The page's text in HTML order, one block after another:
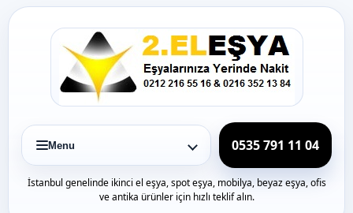
Icerige
Menu 0535 791 11 04
İstanbul genelinde ikinci el eşya, spot eşya, mobilya, beyaz eşya, ofis
ve antika ürünler için hızlı teklif alın.